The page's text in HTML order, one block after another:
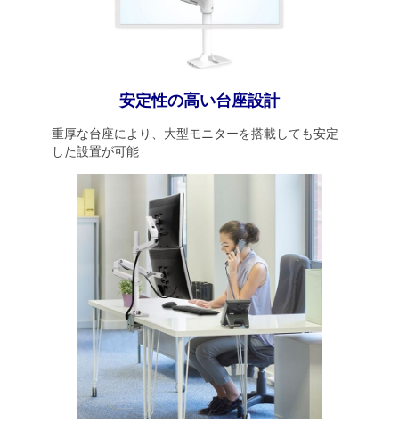
安定性の高い台座設計
重厚な台座により、大型モニターを搭載しても安定
した設置が可能